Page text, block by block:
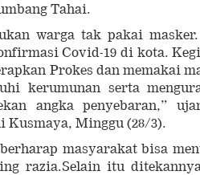
Tahai.
warga tak pakai
Covid-19 di kota.
Prokes dan memakai
kerumunan serta
angka penyebaran,”
Kusmaya, Minggu (28/3).
masyarakat bisa
razia.Selain itu